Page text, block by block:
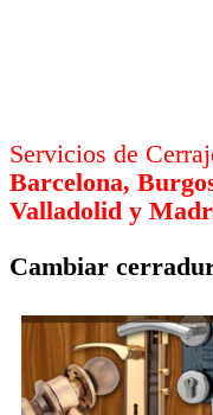
Servicios de
Barcelona,
Valladolid y
Cambiar